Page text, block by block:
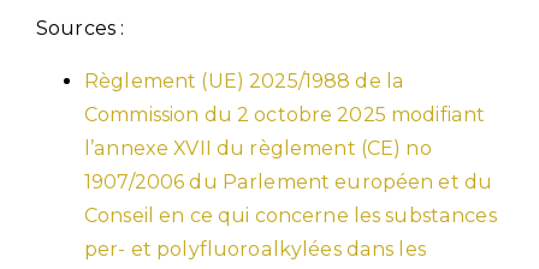
Sources :
Règlement (UE) 2025/1988 de la
Commission du 2 octobre 2025 modifiant
l’annexe XVII du règlement (CE) no
1907/2006 du Parlement européen et du
Conseil en ce qui concerne les substances
per- et polyfluoroalkylées dans les